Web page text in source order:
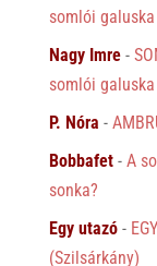
somlói
Nagy Imre-
somlói
P. Nóra -
Bobbafet- A
sonka?
Egy utazó-
(Szilsárkány)